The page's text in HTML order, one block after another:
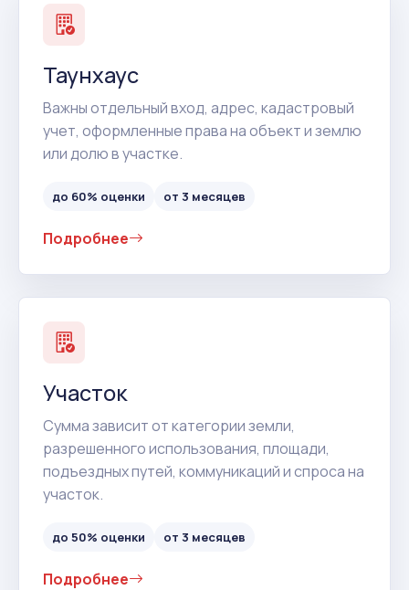
Таунхаус
Важны отдельный вход, адрес, кадастровый
учет, оформленные права на объект и землю
или долю в участке.
до 60% оценки от 3 месяцев
Подробнее
Участок
Сумма зависит от категории земли,
разрешенного использования, площади,
подъездных путей, коммуникаций и спроса на
участок.
до 50% оценки от 3 месяцев
Подробнее